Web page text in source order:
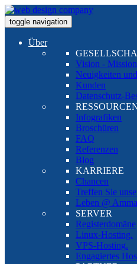
toggle navigation
Über
Vision -
Neuigkeiten
Kunden
Datenschutz-
Infografiken
Broschüren
FAQ
Referenzen
Blog
KARRIERE
Chancen
Treffen Sie
Leben @
SERVER
Registerdomäne
Linux-Hosting.
VPS-Hosting.
Engagiertes